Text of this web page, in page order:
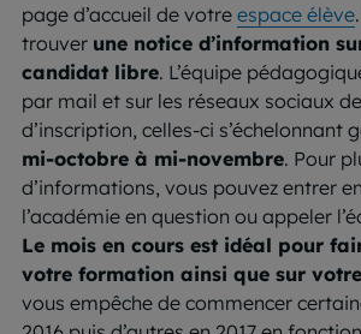
page d’accueil de votre espace élève
trouver une notice d’information
candidat libre. L’équipe
par mail et sur les réseaux sociaux
d’inscription, celles-ci s’échelonnant
mi-octobre à mi-novembre. Pour
d’informations, vous pouvez entrer
l’académie en question ou appeler
Le mois en cours est idéal pour
votre formation ainsi que sur
vous empêche de commencer